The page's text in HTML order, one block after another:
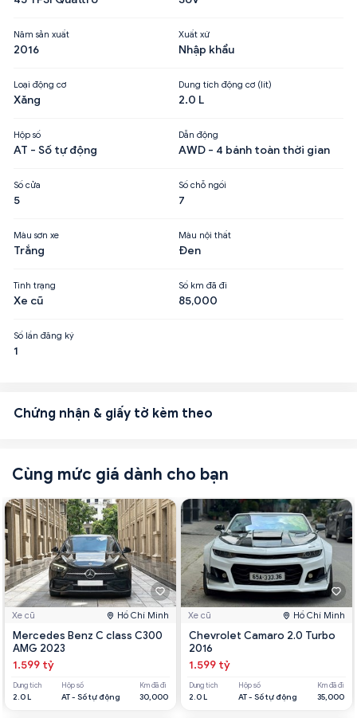
Năm sản xuất
2016
Xuất xứ
Nhập khẩu
Loại động cơ
Xăng
Dung tích động cơ (lít)
2.0 L
Hộp số
AT - Số tự động
Dẫn động
AWD - 4 bánh toàn thời gian
Số cửa
5
Số chỗ ngồi
7
Màu sơn xe
Trắng
Màu nội thất
Đen
Tình trạng
Xe cũ
Số km đã đi
85,000
Số lần đăng ký
1
Chứng nhận & giấy tờ kèm theo
Cùng mức giá dành cho bạn
Xe cũ Hồ Chí Minh
Mercedes Benz C class C300
AMG 2023
1.599 tỷ
Dung tích
2.0 L
Hộp số
AT - Số tự động
Km đã đi
30,000
Xe cũ Hồ Chí Minh
Chevrolet Camaro 2.0 Turbo
2016
1.599 tỷ
Dung tích
2.0 L
Hộp số
AT - Số tự động
Km đã đi
35,000